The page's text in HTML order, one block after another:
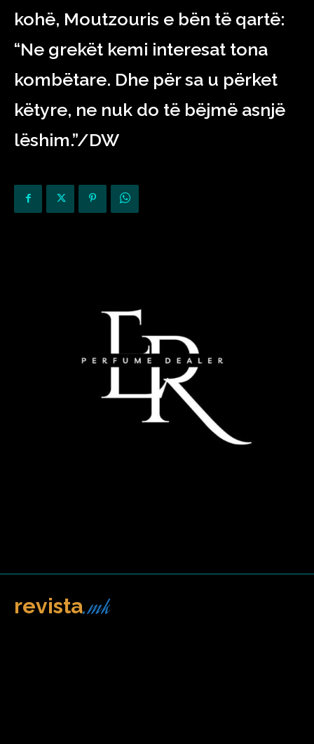
kohë, Moutzouris e bën të qartë:
“Ne grekët kemi interesat tona
kombëtare. Dhe për sa u përket
këtyre, ne nuk do të bëjmë asnjë
lëshim.”/DW
revista.mk